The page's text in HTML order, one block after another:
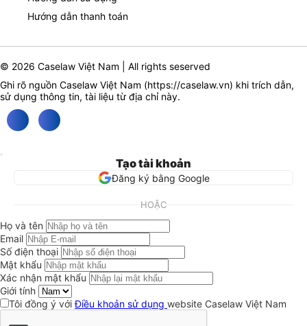
Hướng dẫn thanh toán
© 2026 Caselaw Việt Nam | All rights seserved
Ghi rõ nguồn Caselaw Việt Nam (https://caselaw.vn) khi trích dẫn,
sử dụng thông tin, tài liệu từ địa chỉ này.
Tạo tài khoản
Đăng ký bằng Google
HOẶC
Họ và tên
Email
Số điện thoại
Mật khẩu
Xác nhận mật khẩu
Giới tính
Tôi đồng ý vớiĐiều khoản sử dụng website Caselaw Việt Nam